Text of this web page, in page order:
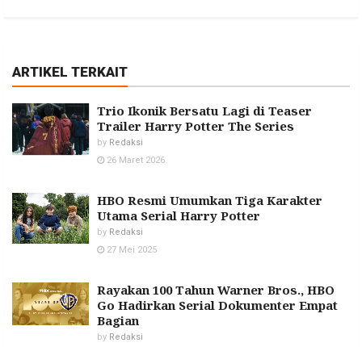
ARTIKEL TERKAIT
Trio Ikonik Bersatu Lagi di Teaser
Trailer Harry Potter The Series
by Redaksi
26 Maret 2026
HBO Resmi Umumkan Tiga Karakter
Utama Serial Harry Potter
by Redaksi
27 Mei 2025
Rayakan 100 Tahun Warner Bros., HBO
Go Hadirkan Serial Dokumenter Empat
Bagian
by Redaksi